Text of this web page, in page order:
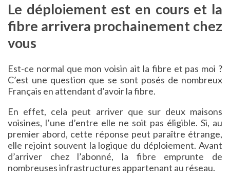
Le déploiement est en cours et la
fibre arrivera prochainement chez
vous
Est-ce normal que mon voisin ait la fibre et pas moi ?
C’est une question que se sont posés de nombreux
Français en attendant d’avoir la fibre.
En effet, cela peut arriver que sur deux maisons
voisines, l’une d’entre elle ne soit pas éligible. Si, au
premier abord, cette réponse peut paraître étrange,
elle rejoint souvent la logique du déploiement. Avant
d’arriver chez l’abonné, la fibre emprunte de
nombreuses infrastructures appartenant au réseau.